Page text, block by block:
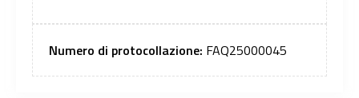
Numero di protocollazione: FAQ25000045